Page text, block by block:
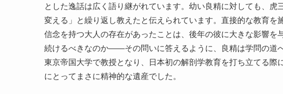
とした逸話は広く語り継がれています。幼い良精に対しても、
変える」と繰り返し教えたと伝えられています。直接的な教育を
信念を持つ大人の存在があったことは、後年の彼に大きな影響を
続けるべきなのか――その問いに答えるように、良精は学問の道
東京帝国大学で教授となり、日本初の解剖学教育を打ち立てる際
にとってまさに精神的な遺産でした。